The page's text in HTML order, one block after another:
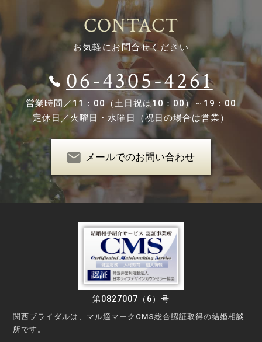
CONTACT
お気軽にお問合せください
06-4305-4261
営業時間／11：00（土日祝は10：00）～19：00
定休日／火曜日・水曜日（祝日の場合は営業）
メールでのお問い合わせ
第0827007（6）号
関西ブライダルは、マル適マークCMS総合認証取得の結婚相談
所です。